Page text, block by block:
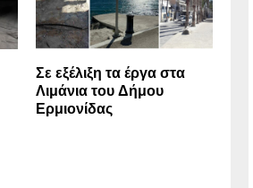
Σε εξέλιξη τα έργα στα
Λιμάνια του Δήμου
Ερμιονίδας